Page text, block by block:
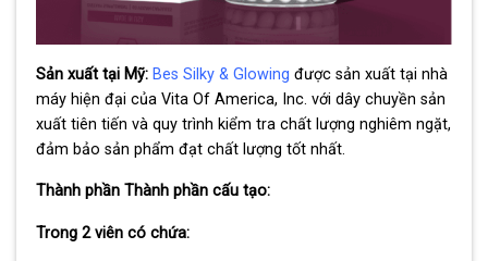
Sản xuất tại Mỹ: Bes Silky & Glowing được sản xuất tại nhà
máy hiện đại của Vita Of America, Inc. với dây chuyền sản
xuất tiên tiến và quy trình kiểm tra chất lượng nghiêm ngặt,
đảm bảo sản phẩm đạt chất lượng tốt nhất.
Thành phần Thành phần cấu tạo:
Trong 2 viên có chứa: